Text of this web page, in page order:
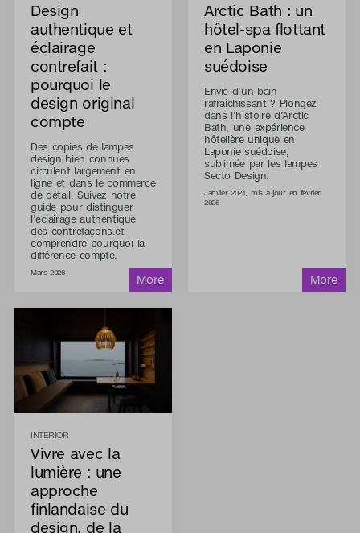
Design
authentique et
éclairage
contrefait :
pourquoi le
design original
compte
Des copies de lampes
design bien connues
circulent largement en
ligne et dans le commerce
de détail. Suivez notre
guide pour distinguer
l’éclairage authentique
des contrefaçons.et
comprendre pourquoi la
différence compte.
Mars 2026
Arctic Bath : un
hôtel-spa flottant
en Laponie
suédoise
Envie d’un bain
rafraîchissant ? Plongez
dans l’histoire d’Arctic
Bath, une expérience
hôtelière unique en
Laponie suédoise,
sublimée par les lampes
Secto Design.
Janvier 2021, mis à jour en février
2026
INTERIOR
Vivre avec la
lumière : une
approche
finlandaise du
design, de la